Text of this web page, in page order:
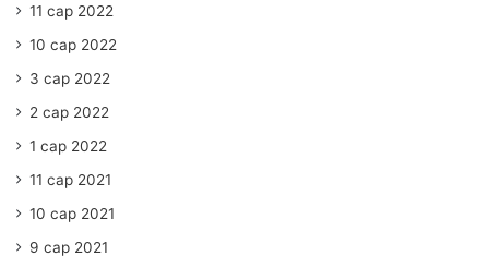
11 сар 2022
10 сар 2022
3 сар 2022
2 сар 2022
1 сар 2022
11 сар 2021
10 сар 2021
9 сар 2021